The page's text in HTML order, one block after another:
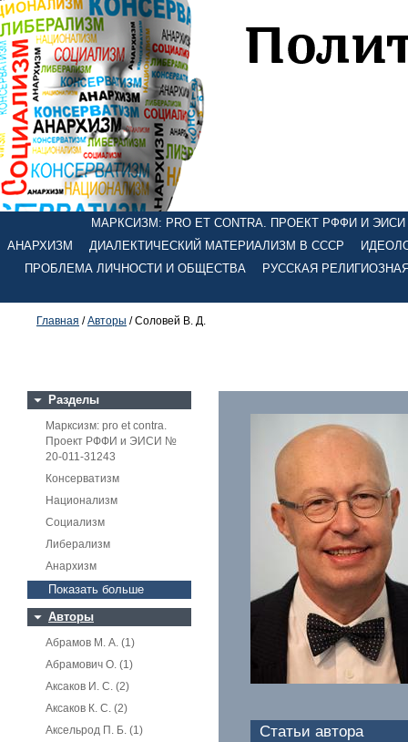
МАРКСИЗМ: PRO ET CONTRA. ПРОЕКТ РФФИ И ЭИСИ
АНАРХИЗМ
ДИАЛЕКТИЧЕСКИЙ МАТЕРИАЛИЗМ В СССР
ПРОБЛЕМА ЛИЧНОСТИ И ОБЩЕСТВА
РУССКАЯ
Главная /Авторы / Соловей В. Д.
Разделы
Марксизм: pro et contra.
Проект РФФИ и ЭИСИ №
20-011-31243
Консерватизм
Национализм
Социализм
Либерализм
Анархизм
Показать больше
Авторы
Абрамов М. А. (1)
Абрамович О. (1)
Аксаков И. С. (2)
Аксаков К. С. (2)
Аксельрод П. Б. (1)
Статьи автора